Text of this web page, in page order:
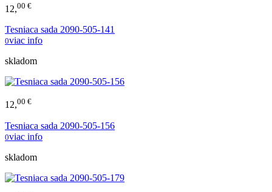
12,00 €
Tesniaca sada 2090-505-141
0viac info
skladom
12,00 €
Tesniaca sada 2090-505-156
0viac info
skladom